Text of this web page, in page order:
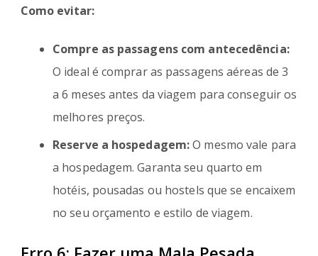
Como evitar:
Compre as passagens com antecedência:
O ideal é comprar as passagens aéreas de 3
a 6 meses antes da viagem para conseguir os
melhores preços.
Reserve a hospedagem:O mesmo vale para
a hospedagem. Garanta seu quarto em
hotéis, pousadas ou hostels que se encaixem
no seu orçamento e estilo de viagem.